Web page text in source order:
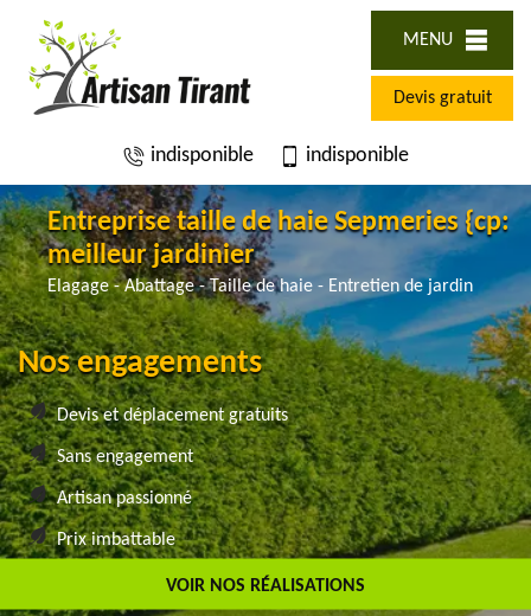
MENU
Devis gratuit
indisponible indisponible
Entreprise taille de haie Sepmeries {cp:
meilleur jardinier
Elagage - Abattage - Taille de haie - Entretien de jardin
VOIR NOS RÉALISATIONS
Nos engagements
Devis et déplacement gratuits
Sans engagement
Artisan passionné
Prix imbattable
Travail de qualité